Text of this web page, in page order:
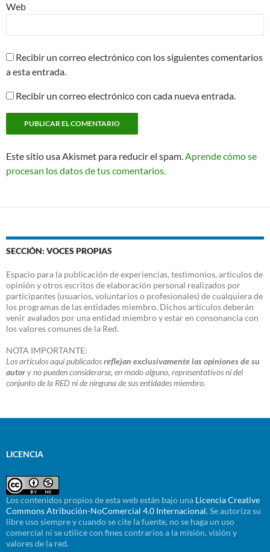
Web
Recibir un correo electrónico con los siguientes comentarios
a esta entrada.
Recibir un correo electrónico con cada nueva entrada.
Este sitio usa Akismet para reducir el spam.Aprende cómo se
procesan los datos de tus comentarios.
SECCIÓN: VOCES PROPIAS
Espacio para la publicación de experiencias, testimonios, artículos de
opinión y otros escritos de elaboración personal realizados por
participantes (usuarios, voluntarios o profesionales) de cualquiera de
los programas de las entidades miembro. Dichos artículos deberán
venir avalados por una entidad miembro y estar en consonancia con
los valores comunes de la Red.
NOTA IMPORTANTE:
Los artículos aquí publicadosreflejan exclusivamente las opiniones de su
autory no pueden considerarse, en modo alguno, representativos ni del
conjunto de la RED ni de ninguna de sus entidades miembro.
LICENCIA
Los contenidos propios de esta web están bajo una Licencia Creative
Commons Atribución-NoComercial 4.0 Internacional.Se autoriza su
libre uso siempre y cuando se cite la fuente, no se haga un uso
comercial ni se utilice con fines contrarios a la misión, visión y
valores de la red.